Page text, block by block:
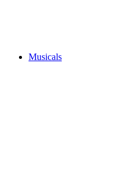
Musicals